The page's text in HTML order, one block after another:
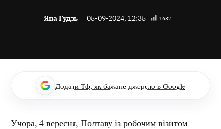
Яна Гудзь 05-09-2024, 12:35 1637
Додати Тф, як бажане джерело в Google
Учора, 4 вересня, Полтаву із робочим візитом